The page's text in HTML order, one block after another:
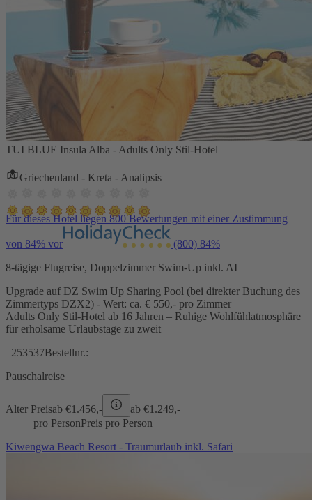
TUI BLUE Insula Alba - Adults Only Stil-Hotel
Griechenland - Kreta - Analipsis
Für dieses Hotel liegen 800 Bewertungen mit einer Zustimmung
von 84% vor (800) 84%
8-tägige Flugreise, Doppelzimmer Swim-Up inkl. AI
Upgrade auf DZ Swim Up Sharing Pool (bei direkter Buchung des
Zimmertyps DZX2) - Wert: ca. € 550,- pro Zimmer
Adults Only Stil-Hotel ab 16 Jahren – Ruhige Wohlfühlatmosphäre
für erholsame Urlaubstage zu zweit
253537Bestellnr.:
Pauschalreise
Alter Preisab €1.456,- ab €1.249,-
pro PersonPreis pro Person
Kiwengwa Beach Resort - Traumurlaub inkl. Safari